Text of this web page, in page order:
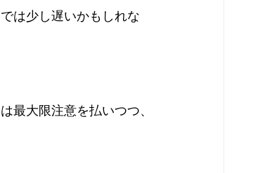
は少し遅いかもしれな
最大限注意を払いつつ、